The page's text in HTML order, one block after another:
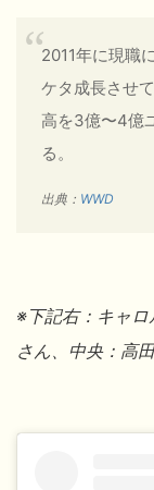
2011年に現職
ケタ成長させ
高を3億〜4億
る。
出典： WWD
※下記右：キャロ
さん、中央：高